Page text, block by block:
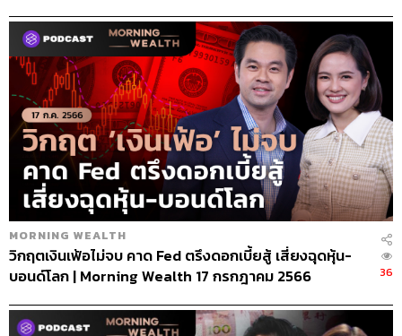
MORNING WEALTH
วิกฤตเงินเฟ้อไม่จบ คาด Fed ตรึงดอกเบี้ยสู้ เสี่ยงฉุดหุ้น-
บอนด์โลก | Morning Wealth 17 กรกฎาคม 2566
36